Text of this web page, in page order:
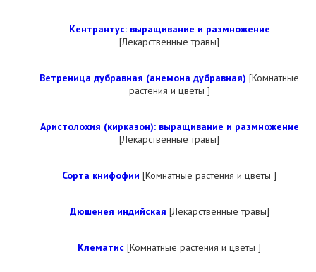
Кентрантус: выращивание и размножение
[Лекарственные травы]
Ветреница дубравная (анемона дубравная) [Комнатные
растения и цветы ]
Аристолохия (кирказон): выращивание и размножение
[Лекарственные травы]
Сорта книфофии [Комнатные растения и цветы ]
Дюшенея индийская [Лекарственные травы]
Клематис [Комнатные растения и цветы ]